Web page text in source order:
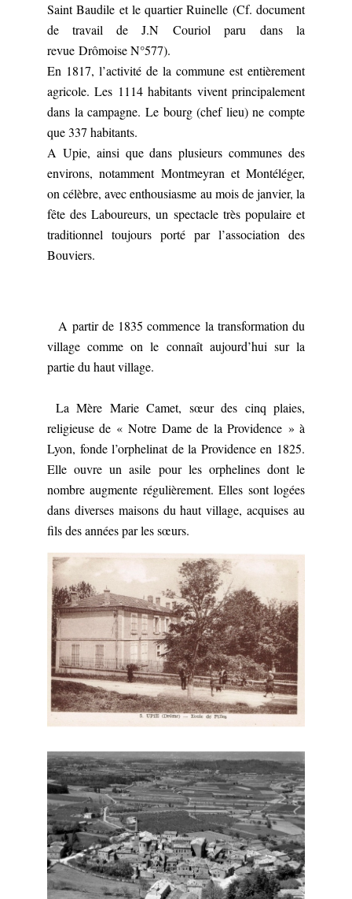
Saint Baudile et le quartier Ruinelle (Cf. document
de travail de J.N Couriol paru dans la
revue Drômoise N°577).
En 1817, l’activité de la commune est entièrement
agricole. Les 1114 habitants vivent principalement
dans la campagne. Le bourg (chef lieu) ne compte
que 337 habitants.
A Upie, ainsi que dans plusieurs communes des
environs, notamment Montmeyran et Montéléger,
on célèbre, avec enthousiasme au mois de janvier, la
fête des Laboureurs, un spectacle très populaire et
traditionnel toujours porté par l’association des
Bouviers.
A partir de 1835 commence la transformation du
village comme on le connaît aujourd’hui sur la
partie du haut village.
La Mère Marie Camet, sœur des cinq plaies,
religieuse de « Notre Dame de la Providence » à
Lyon, fonde l’orphelinat de la Providence en 1825.
Elle ouvre un asile pour les orphelines dont le
nombre augmente régulièrement. Elles sont logées
dans diverses maisons du haut village, acquises au
fils des années par les sœurs.